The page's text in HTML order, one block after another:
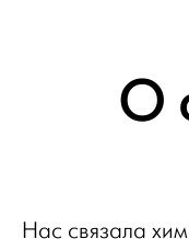
О
Нас связала